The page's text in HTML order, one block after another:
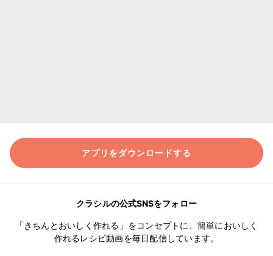
アプリをダウンロードする
クラシルの公式SNSをフォロー
「きちんとおいしく作れる」をコンセプトに、簡単においしく
作れるレシピ動画を毎日配信しています。